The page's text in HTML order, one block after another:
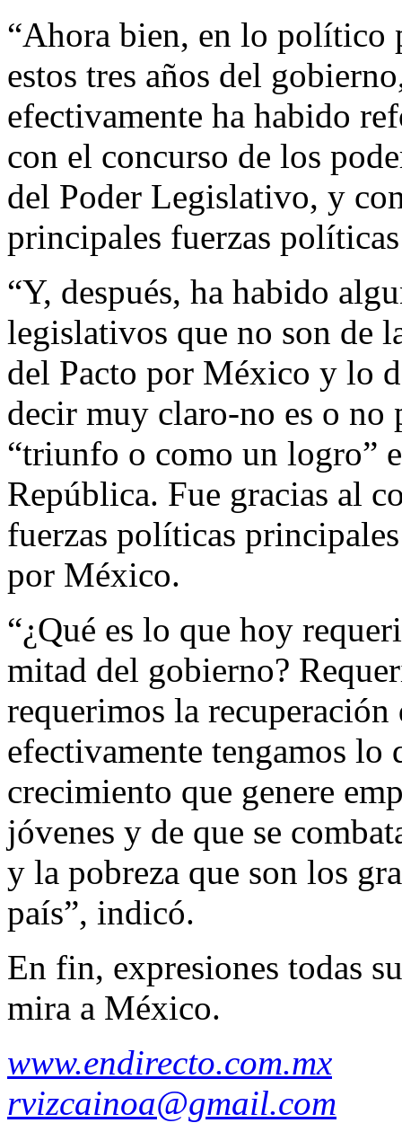
“Ahora bien, en lo político
estos tres años del
efectivamente ha habido
con el concurso de los
del Poder Legislativo, y
principales fuerzas
“Y, después, ha habido
legislativos que no son de
del Pacto por México y lo
decir muy claro-no es o no
“triunfo o como un logro”
República. Fue gracias al
fuerzas políticas
por México.
“¿Qué es lo que hoy
mitad del gobierno?
requerimos la
efectivamente tengamos lo
crecimiento que genere
jóvenes y de que se
y la pobreza que son los
país”, indicó.
En fin, expresiones todas
mira a México.
www.endirecto.com.mx
rvizcainoa@gmail.com